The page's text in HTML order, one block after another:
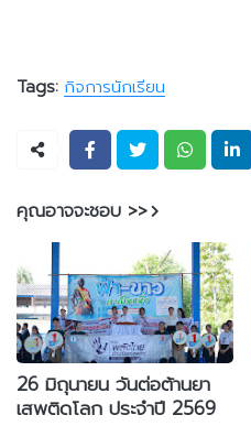
Tags: กิจการนักเรียน
คุณอาจจะชอบ >>
26 มิถุนายน วันต่อต้านยา
เสพติดโลก ประจำปี 2569